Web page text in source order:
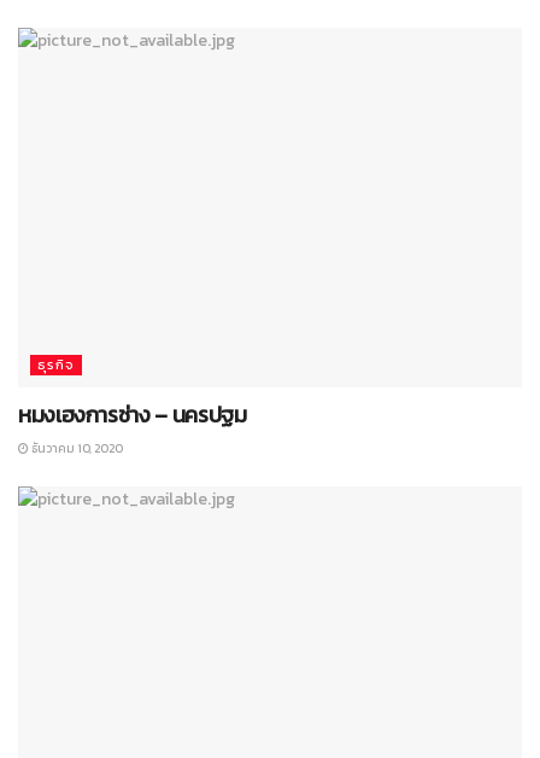
ธุรกิจ
หมงเฮงการช่าง – นครปฐม
ธันวาคม 10, 2020